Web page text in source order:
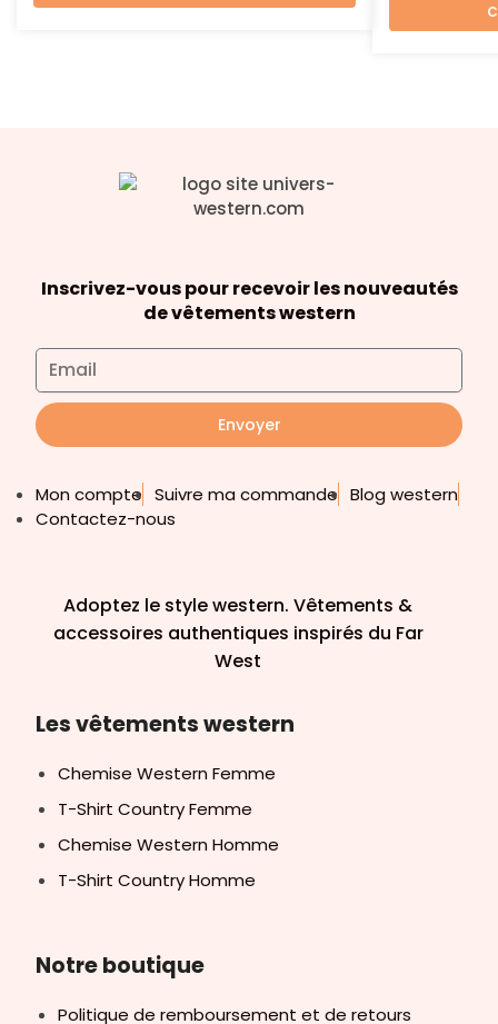
Inscrivez-vous pour recevoir les nouveautés
de vêtements western
Envoyer
Mon compte Suivre ma commande Blog western
Contactez-nous
Adoptez le style western. Vêtements &
accessoires authentiques inspirés du Far
West
Les vêtements western
Chemise Western Femme
T-Shirt Country Femme
Chemise Western Homme
T-Shirt Country Homme
Notre boutique
Politique de remboursement et de retours